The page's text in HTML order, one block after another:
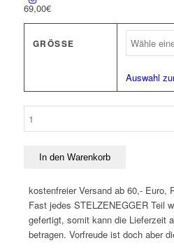
69,00€
GRÖSSE
Auswahl
"Typo-
grau
Menge
In den Warenkorb
kostenfreier Versand ab 60,- Euro,
Fast jedes STELZENEGGER Teil
gefertigt, somit kann die Lieferzeit
betragen. Vorfreude ist doch aber